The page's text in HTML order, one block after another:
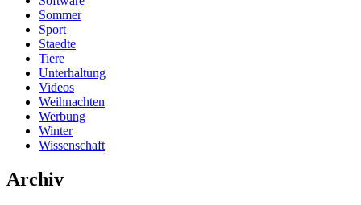
Sommer
Sport
Staedte
Tiere
Unterhaltung
Videos
Weihnachten
Werbung
Winter
Wissenschaft
Archiv